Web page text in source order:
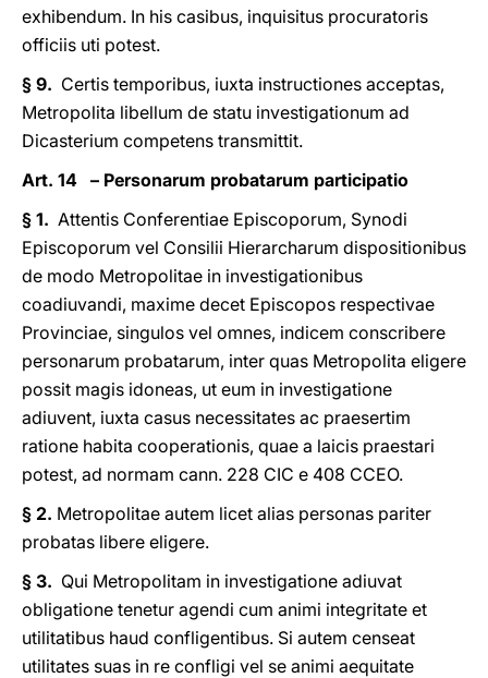
exhibendum. In his casibus, inquisitus procuratoris
officiis uti potest.
§ 9. Certis temporibus, iuxta instructiones acceptas,
Metropolita libellum de statu investigationum ad
Dicasterium competens transmittit.
Art. 14 – Personarum probatarum participatio
§ 1. Attentis Conferentiae Episcoporum, Synodi
Episcoporum vel Consilii Hierarcharum dispositionibus
de modo Metropolitae in investigationibus
coadiuvandi, maxime decet Episcopos respectivae
Provinciae, singulos vel omnes, indicem conscribere
personarum probatarum, inter quas Metropolita eligere
possit magis idoneas, ut eum in investigatione
adiuvent, iuxta casus necessitates ac praesertim
ratione habita cooperationis, quae a laicis praestari
potest, ad normam cann. 228 CIC e 408 CCEO.
§ 2. Metropolitae autem licet alias personas pariter
probatas libere eligere.
§ 3. Qui Metropolitam in investigatione adiuvat
obligatione tenetur agendi cum animi integritate et
utilitatibus haud confligentibus. Si autem censeat
utilitates suas in re confligi vel se animi aequitate